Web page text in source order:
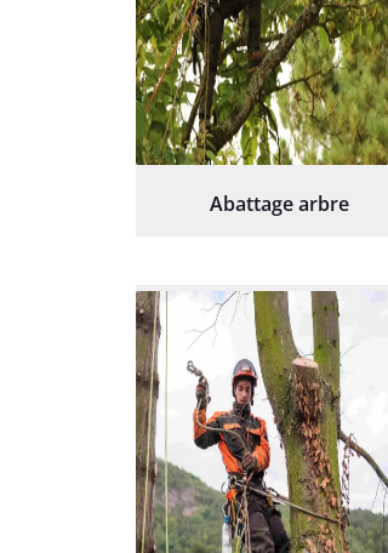
Abattage arbre